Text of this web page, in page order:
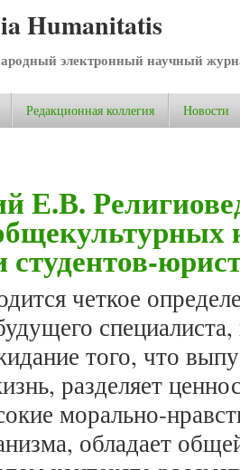
Humanitatis
электронный научный
Редакционная коллегия Новости
Е.В.
студентов-
четкое
того, что
разделяет
морально-
обладает